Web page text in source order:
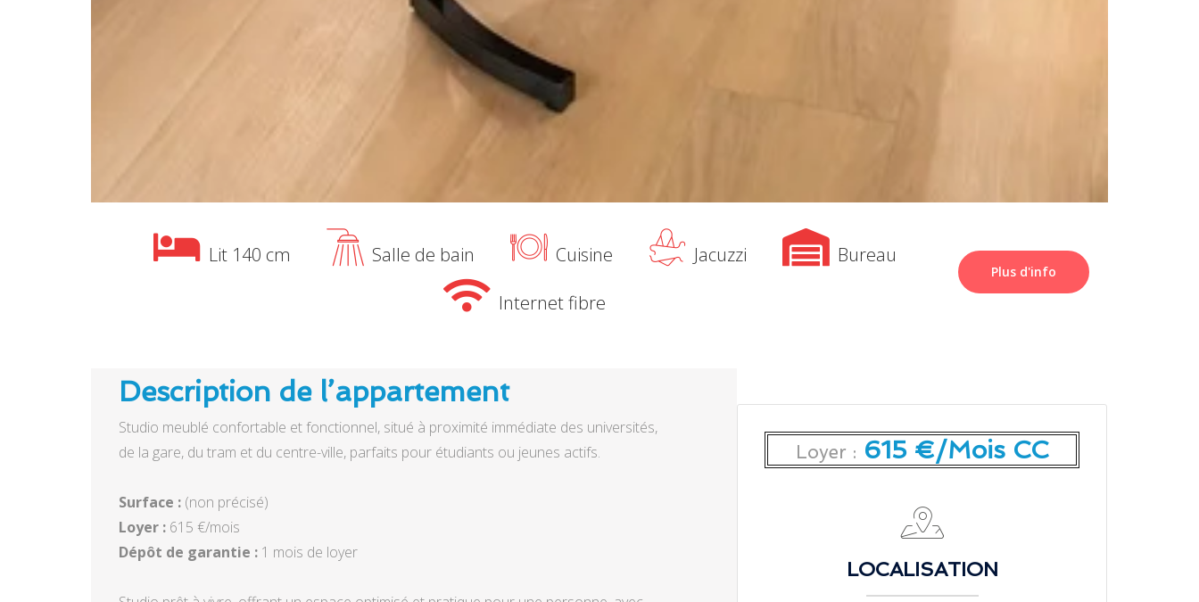
Plus d'info
Lit 140 cm Salle de bain Cuisine Jacuzzi
Bureau
Internet fibre
Description de l’appartement
Studio meublé confortable et fonctionnel, situé à proximité immédiate des universités,
de la gare, du tram et du centre-ville, parfaits pour étudiants ou jeunes actifs.
Surface :
Loyer :
Dépôt de garantie : 1 mois de loyer
Loyer : 615 €/Mois CC
LOCALISATION